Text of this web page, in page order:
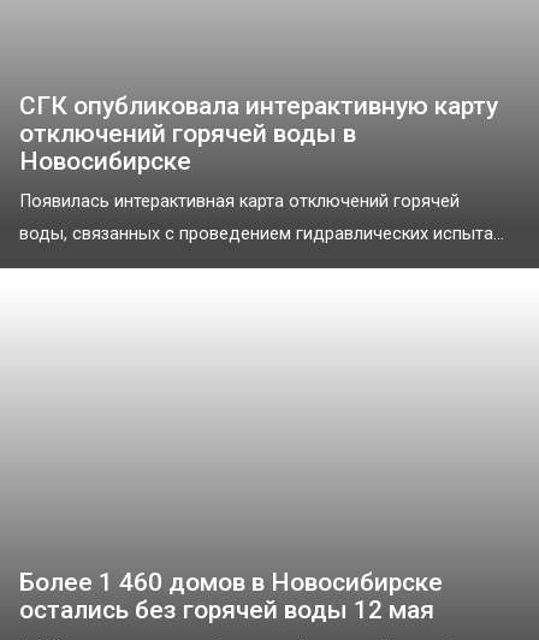
СГК опубликовала интерактивную карту
отключений горячей воды в
Новосибирске
Появилась интерактивная карта отключений горячей
воды, связанных с проведением гидравлических испыта...
Более 1 460 домов в Новосибирске
остались без горячей воды 12 мая